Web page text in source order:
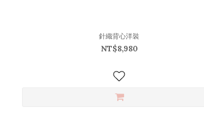
針織背心洋裝
NT$8,980